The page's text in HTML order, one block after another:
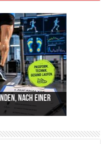
nach einer
Training mit
und
Schmerzen, Stress
für mehr